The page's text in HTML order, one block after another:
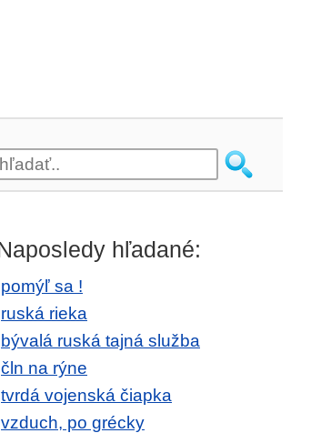
hľadané:
pomýľ sa !
ruská rieka
bývalá ruská tajná služba
čln na rýne
tvrdá vojenská čiapka
vzduch, po grécky